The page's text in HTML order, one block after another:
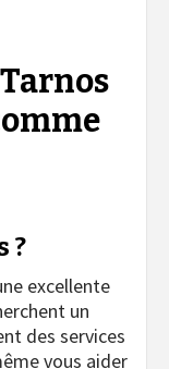
?
excellente
un
des services
vous aider